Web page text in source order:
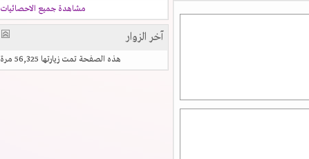
مشاهدة جميع الاحصائيات
آخر الزوار
هذه الصفحة تمت زيارتها 56,325 مرة